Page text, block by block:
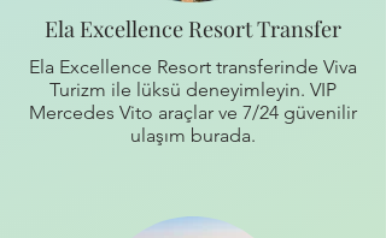
Ela Excellence Resort Transfer
Ela Excellence Resort transferinde Viva
Turizm ile lüksü deneyimleyin. VIP
Mercedes Vito araçlar ve 7/24 güvenilir
ulaşım burada.